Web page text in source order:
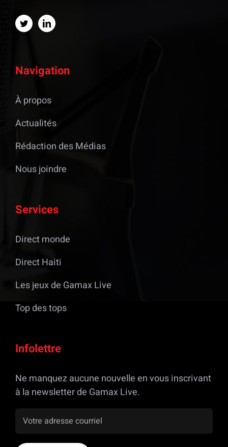
Navigation
À propos
Actualités
Rédaction des Médias
Nous joindre
Services
Direct monde
Direct Haiti
Les jeux de Gamax Live
Top des tops
Infolettre
Ne manquez aucune nouvelle en vous inscrivant
à la newsletter de Gamax Live.